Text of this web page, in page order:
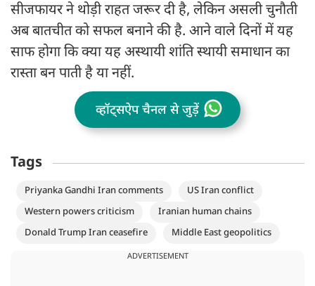
सीजफायर ने थोड़ी राहत जरूर दी है, लेकिन असली चुनौती
अब बातचीत को सफल बनाने की है. आने वाले दिनों में यह
साफ होगा कि क्या यह अस्थायी शांति स्थायी समाधान का
रास्ता बन पाती है या नहीं.
व्हॉट्सऐप चैनल से जुड़ें
Tags
Priyanka Gandhi Iran comments
US Iran conflict
Western powers criticism
Iranian human chains
Donald Trump Iran ceasefire
Middle East geopolitics
ADVERTISEMENT